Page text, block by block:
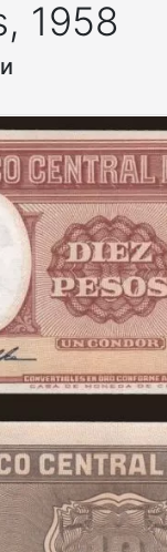
1958